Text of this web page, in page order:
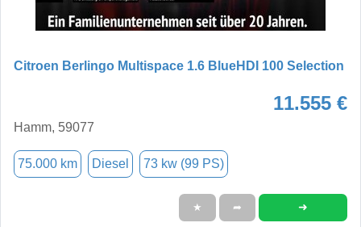
Citroen Berlingo Multispace 1.6 BlueHDI 100 Selection
11.555 €
Hamm, 59077
75.000 km Diesel 73 kw (99 PS)
★ ➦ ➜